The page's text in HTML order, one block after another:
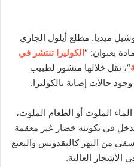
ميديا. مطلع أيلول الجاري
الكوليرا تنتشر في
“، نقل خلالها منشور لطبيب
حالات إصابة بالكوليرا.
الملوث أو الطعام الملوث،
في تكوينه خضار غير معقمة
من النهر كالبقدونس والنعنع
الأشجار العالية.